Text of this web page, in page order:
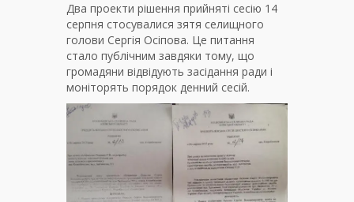
Два проекти рішення прийняті сесію 14
серпня стосувалися зятя селищного
голови Сергія Осіпова. Це питання
стало публічним завдяки тому, що
громадяни відвідують засідання ради і
моніторять порядок денний сесій.